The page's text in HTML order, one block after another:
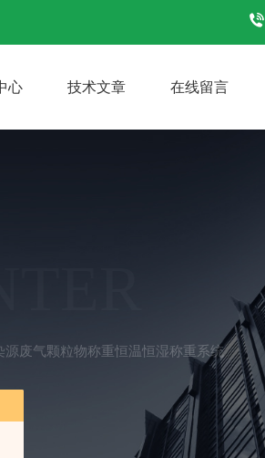
心 技术文章 在线留言
源废气颗粒物称重恒温恒湿称重系统